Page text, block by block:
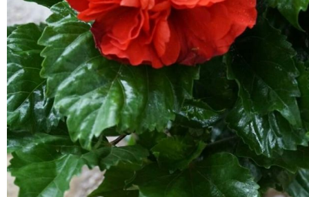
Là cây thân thấp có chiều cao trung bình từ 30-40 cm.
Dâm Bụt Lùn là sẽ là loại hoa làm nổi bật không gian
bạn có một khu vườn đẹp như mơ!
Mọi thắc mắc xin vui lòng liên hệ Ths. Lê Thị Thu
0962876869 để được tư vấn chi tiết.
Hoặc truy cập wedsite: http://thienduonghoa.com.vn
Hoặc pages/
https://www.facebook.com/thienduonghoa.com.vn
https://www.facebook.com/